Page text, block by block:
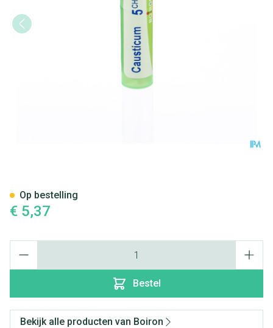
€ 5,37
Bestel
Op bestelling
Bekijk alle producten van Boiron